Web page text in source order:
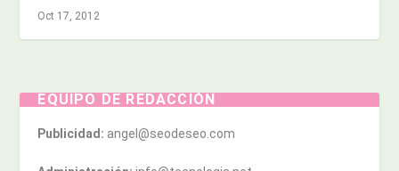
Oct 17, 2012
EQUIPO DE REDACCIÓN
Publicidad: angel@seodeseo.com